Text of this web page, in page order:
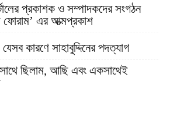
প্রকাশক ও সম্পাদকদের সংগঠন
এর আত্মপ্রকাশ
কারণে সাহাবুদ্দিনের পদত্যাগ
ছিলাম, আছি এবং একসাথেই